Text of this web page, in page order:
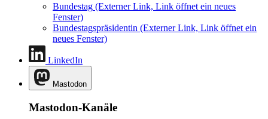
Bundestag (Externer Link, Link öffnet ein neues
Fenster)
Bundestagspräsidentin (Externer Link, Link öffnet ein
neues Fenster)
LinkedIn
Mastodon
Mastodon-Kanäle